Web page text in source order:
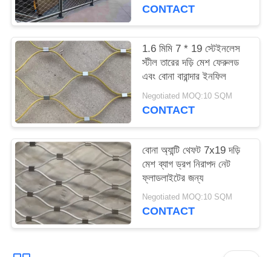
CONTACT
1.6 মিমি 7 * 19 স্টেইনলেস
স্টীল তারের দড়ি মেশ ফেরুলড
এবং বোনা বারান্দার ইনফিল
Negotiated MOQ:10 SQM
CONTACT
বোনা অ্যান্টি থেফট 7x19 দড়ি
মেশ ব্যাগ ড্রপ নিরাপদ নেট
ফ্লাডলাইটের জন্য
Negotiated MOQ:10 SQM
CONTACT